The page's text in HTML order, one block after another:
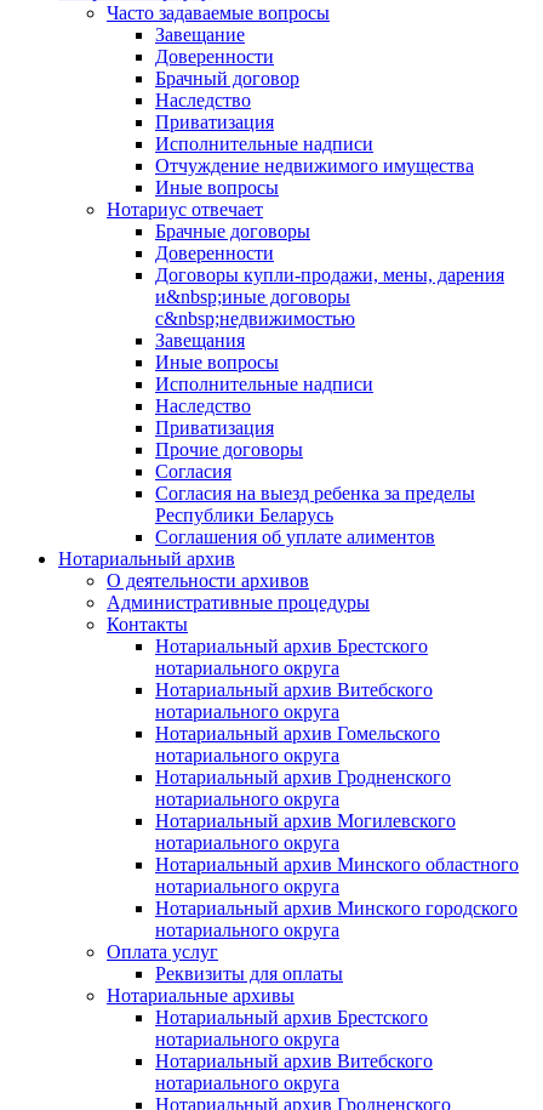
Часто задаваемые вопросы
Завещание
Доверенности
Брачный договор
Наследство
Приватизация
Исполнительные надписи
Отчуждение недвижимого имущества
Иные вопросы
Нотариус отвечает
Брачные договоры
Доверенности
Договоры купли-продажи, мены, дарения
и&nbsp;иные договоры
с&nbsp;недвижимостью
Завещания
Иные вопросы
Исполнительные надписи
Наследство
Приватизация
Прочие договоры
Согласия
Согласия на выезд ребенка за пределы
Республики Беларусь
Соглашения об уплате алиментов
Нотариальный архив
О деятельности архивов
Административные процедуры
Контакты
Нотариальный архив Брестского
нотариального округа
Нотариальный архив Витебского
нотариального округа
Нотариальный архив Гомельского
нотариального округа
Нотариальный архив Гродненского
нотариального округа
Нотариальный архив Могилевского
нотариального округа
Нотариальный архив Минского областного
нотариального округа
Нотариальный архив Минского городского
нотариального округа
Оплата услуг
Реквизиты для оплаты
Нотариальные архивы
Нотариальный архив Брестского
нотариального округа
Нотариальный архив Витебского
нотариального округа
Нотариальный архив Гродненского